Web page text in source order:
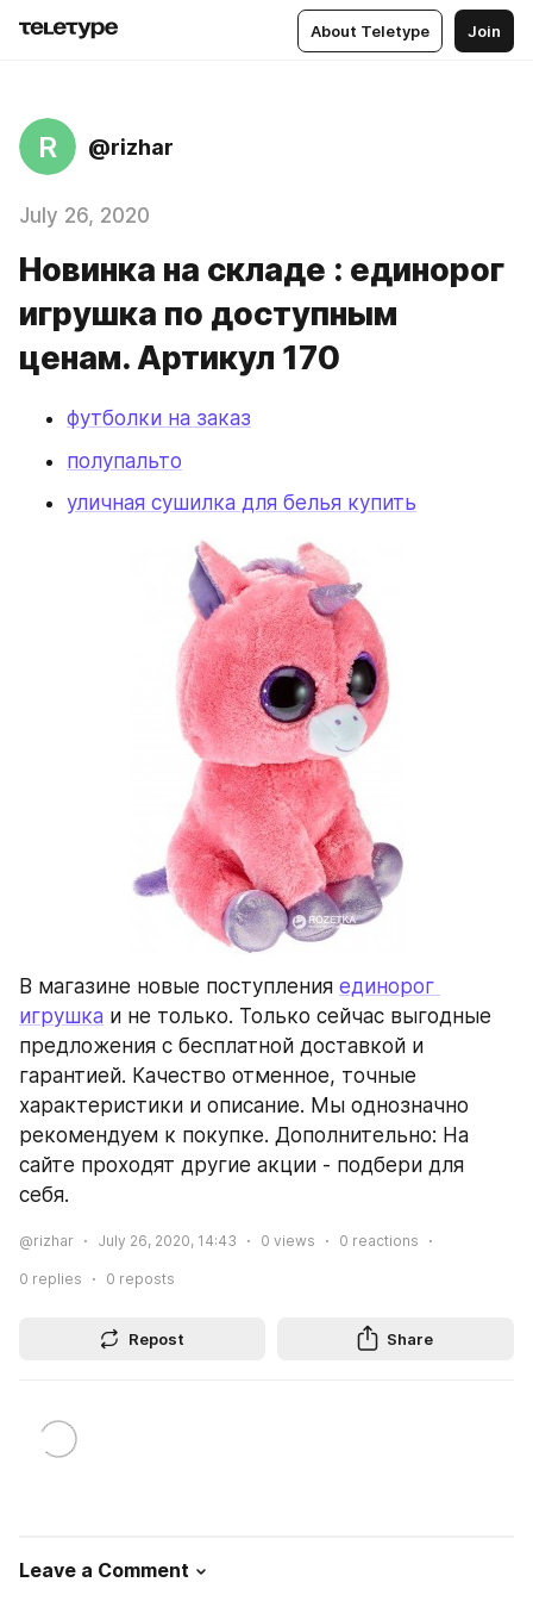
About Teletype Join
R @rizhar
July 26, 2020
Новинка на складе : единорог
игрушка по доступным
ценам. Артикул 170
футболки на заказ
полупальто
уличная сушилка для белья купить
В магазине новые поступления единорог
игрушка и не только. Только сейчас выгодные
предложения с бесплатной доставкой и
гарантией. Качество отменное, точные
характеристики и описание. Мы однозначно
рекомендуем к покупке. Дополнительно: На
сайте проходят другие акции - подбери для
себя.
@rizhar July 26, 2020, 14:43 0 views 0 reactions
0 replies 0 reposts
Repost Share
Leave a Comment